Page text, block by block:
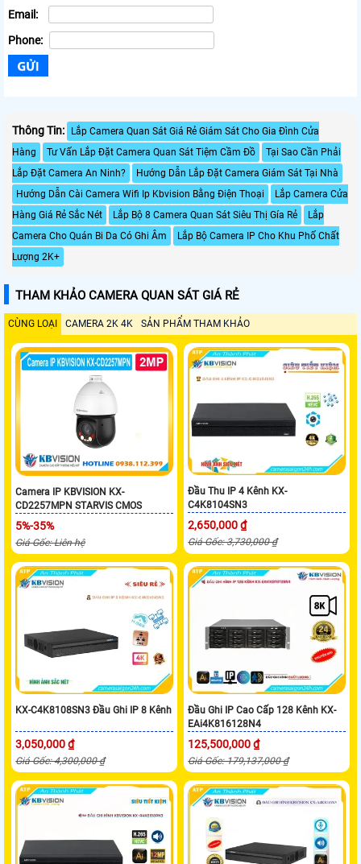
Email:
Phone:
Thông Tin:
Lắp Camera Quan Sát Giá Rẻ Giám Sát Cho Gia Đình Cửa
Hàng
Tư Vấn Lắp Đặt Camera Quan Sát Tiệm Cầm Đồ
Tại Sao Cần Phải
Lắp Đặt Camera An Ninh?
Hướng Dẫn Lắp Đặt Camera Giám Sát Tại Nhà
Hướng Dẫn Cài Camera Wifi Ip Kbvision Bằng Điện Thoại
Lắp Camera Cửa
Hàng Giá Rẻ Sắc Nét
Lắp Bộ 8 Camera Quan Sát Siêu Thị Gía Rẻ
Lắp
Camera Cho Quán Bi Da Có Ghi Âm
Lắp Bộ Camera IP Cho Khu Phố Chất
Lượng 2K+
THAM KHẢO CAMERA QUAN SÁT GIÁ RẺ
CÙNG LOẠI CAMERA 2K 4K SẢN PHẨM THAM KHẢO
Camera IP KBVISION KX-
CD2257MPN STARVIS CMOS
5%-35%
Giá Gốc: Liên hệ
Đầu Thu IP 4 Kênh KX-
C4K8104SN3
2,650,000 ₫
Giá Gốc: 3,730,000 ₫
KX-C4K8108SN3 Đầu Ghi IP 8 Kênh
3,050,000 ₫
Giá Gốc: 4,300,000 ₫
Đầu Ghi IP Cao Cấp 128 Kênh KX-
EAi4K816128N4
125,500,000 ₫
Giá Gốc: 179,137,000 ₫